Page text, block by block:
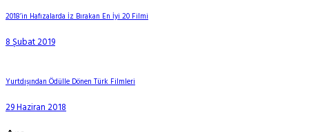
2018’in Hafızalarda İz Bırakan En İyi 20 Filmi
8 Şubat 2019
Yurtdışından Ödülle Dönen Türk Filmleri
29 Haziran 2018